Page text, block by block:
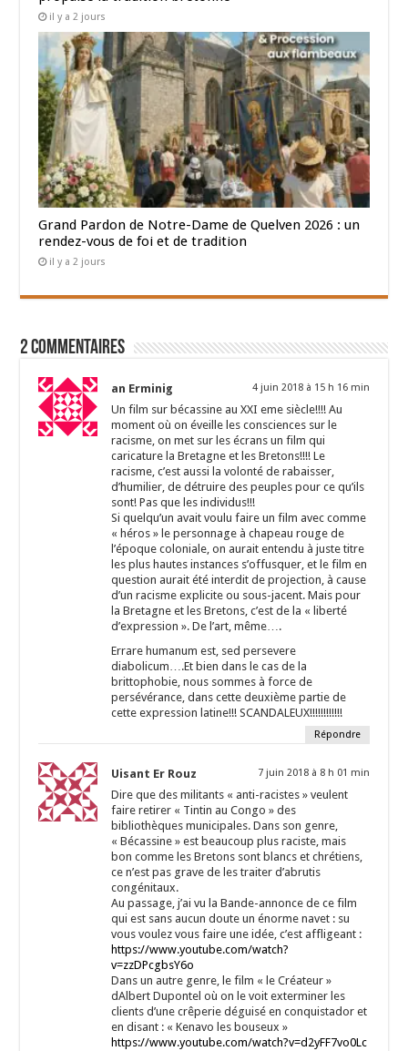
il y a 2 jours
Grand Pardon de Notre-Dame de Quelven 2026 : un
rendez-vous de foi et de tradition
il y a 2 jours
2 Commentaires
an Erminig 4 juin 2018 à 15 h 16 min
Un film sur bécassine au XXI eme siècle!!!! Au
moment où on éveille les consciences sur le
racisme, on met sur les écrans un film qui
caricature la Bretagne et les Bretons!!!! Le
racisme, c’est aussi la volonté de rabaisser,
d’humilier, de détruire des peuples pour ce qu’ils
sont! Pas que les individus!!!
Si quelqu’un avait voulu faire un film avec comme
« héros » le personnage à chapeau rouge de
l’époque coloniale, on aurait entendu à juste titre
les plus hautes instances s’offusquer, et le film en
question aurait été interdit de projection, à cause
d’un racisme explicite ou sous-jacent. Mais pour
la Bretagne et les Bretons, c’est de la « liberté
d’expression ». De l’art, même….
Errare humanum est, sed persevere
diabolicum….Et bien dans le cas de la
brittophobie, nous sommes à force de
persévérance, dans cette deuxième partie de
cette expression latine!!! SCANDALEUX!!!!!!!!!!!!
Répondre
Uisant Er Rouz 7 juin 2018 à 8 h 01 min
Dire que des militants « anti-racistes » veulent
faire retirer « Tintin au Congo » des
bibliothèques municipales. Dans son genre,
« Bécassine » est beaucoup plus raciste, mais
bon comme les Bretons sont blancs et chrétiens,
ce n’est pas grave de les traiter d’abrutis
congénitaux.
Au passage, j’ai vu la Bande-annonce de ce film
qui est sans aucun doute un énorme navet : su
vous voulez vous faire une idée, c’est affligeant :
https://www.youtube.com/watch?
v=zzDPcgbsY6o
Dans un autre genre, le film « le Créateur »
dAlbert Dupontel où on le voit exterminer les
clients d’une crêperie déguisé en conquistador et
en disant : « Kenavo les bouseux »
https://www.youtube.com/watch?v=d2yFF7vo0Lc